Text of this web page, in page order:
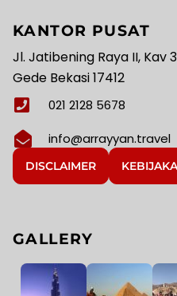
KANTOR PUSAT
Jl. Jatibening Raya II, Kav
Gede Bekasi 17412
021 2128 5678
info@arrayyan.travel
DISCLAIMER
GALLERY